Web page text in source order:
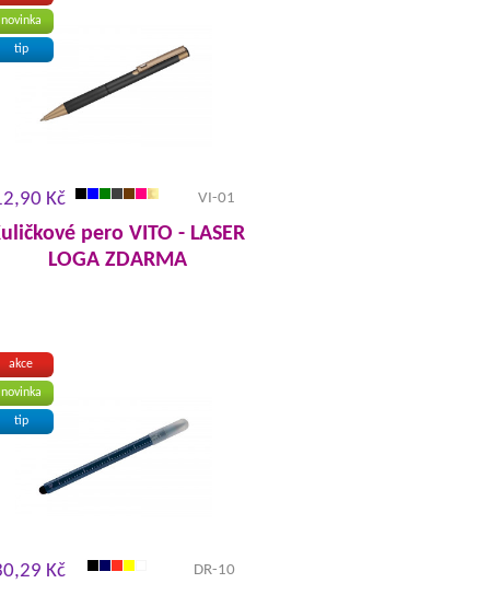
novinka
tip
Kč VI-01
pero VITO - LASER
LOGA ZDARMA
akce
novinka
tip
Kč DR-10